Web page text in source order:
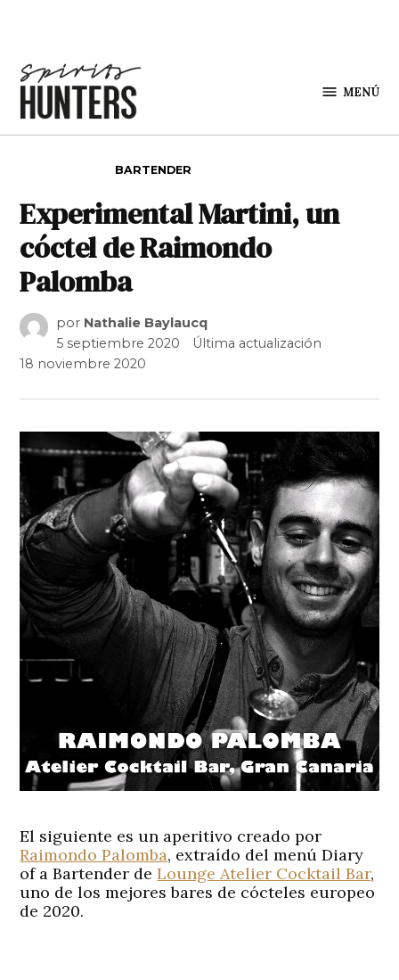
MENÚ
BARTENDER
Experimental Martini, un
cóctel de Raimondo
Palomba
por Nathalie Baylaucq
5 septiembre 2020
Última actualización
18 noviembre 2020
El siguiente es un aperitivo creado por
Raimondo Palomba, extraído del menú Diary
of a Bartender deLounge Atelier Cocktail Bar,
uno de los mejores bares de cócteles europeo
de 2020.